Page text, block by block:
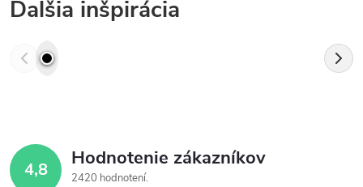
Ďalšia inšpirácia
4,8 Hodnotenie zákazníkov
2420 hodnotení